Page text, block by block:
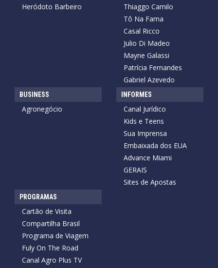
Heródoto Barbeiro
Thiaggo Camilo
Tô Na Fama
Casal Ricco
Julio Di Madeo
Mayne Galassi
Patrícia Fernandes
Gabriel Azevedo
BUSINESS
Agronegócio
INFORMES
Canal Jurídico
Kids e Teens
Sua Imprensa
Embaixada dos EUA
Advance Miami
GERAIS
Sites de Apostas
PROGRAMAS
Cartão de Visita
Compartilha Brasil
Programa de Viagem
Fuly On The Road
Canal Agro Plus TV